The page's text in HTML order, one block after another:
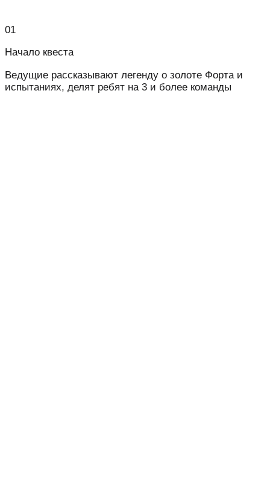
01
Начало квеста
Ведущие рассказывают легенду о золоте Форта и
испытаниях, делят ребят на 3 и более команды